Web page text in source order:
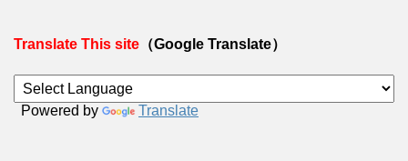
Translate This site （Google Translate）
Powered by Translate